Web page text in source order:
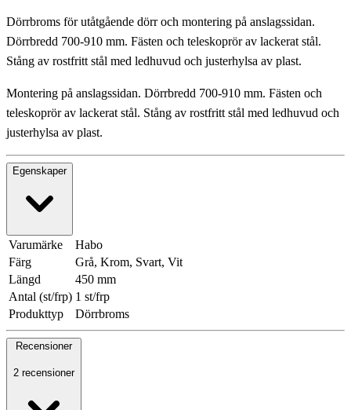
Dörrbroms för utåtgående dörr och montering på anslagssidan.
Dörrbredd 700-910 mm. Fästen och teleskoprör av lackerat stål.
Stång av rostfritt stål med ledhuvud och justerhylsa av plast.
Montering på anslagssidan. Dörrbredd 700-910 mm. Fästen och
teleskoprör av lackerat stål. Stång av rostfritt stål med ledhuvud och
justerhylsa av plast.
Egenskaper
Varumärke
Habo
Färg
Grå, Krom, Svart, Vit
Längd
450 mm
Antal (st/frp) 1 st/frp
Produkttyp
Dörrbroms
Recensioner
2 recensioner